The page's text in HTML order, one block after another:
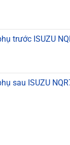
trước ISUZU
sau ISUZU